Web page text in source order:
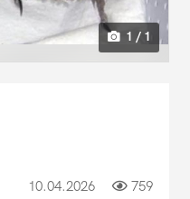
1 / 1
10.04.2026 759